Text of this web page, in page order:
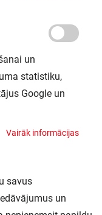
un
statistiku,
Google un
Vairāk informācijas
savus
un